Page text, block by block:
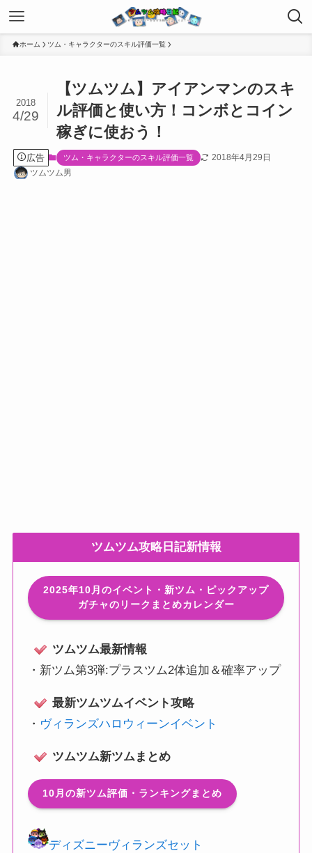
ホーム ツム・キャラクターのスキル評価一覧
【ツムツム】アイアンマンのスキ
ル評価と使い方！コンボとコイン
稼ぎに使おう！
2018
4/29
広告 ツム・キャラクターのスキル評価一覧
2018年4月29日
ツムツム男
ツムツム攻略日記新情報
2025年10月のイベント・新ツム・ピックアップ
ガチャのリークまとめカレンダー
ツムツム最新情報
・ 新ツム第3弾:プラスツム2体追加＆確率アップ
最新ツムツムイベント攻略
・ ヴィランズハロウィーンイベント
ツムツム新ツムまとめ
10月の新ツム評価・ランキングまとめ
ディズニーヴィランズセット